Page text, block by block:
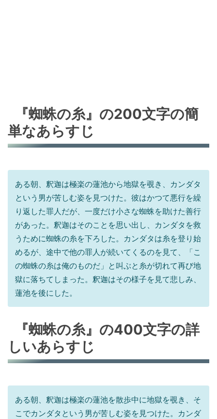
『蜘蛛の糸』の200文字の簡
単なあらすじ
ある朝、釈迦は極楽の蓮池から地獄を覗き、カンダタ
という男が苦しむ姿を見つけた。彼はかつて悪行を繰
り返した罪人だが、一度だけ小さな蜘蛛を助けた善行
があった。釈迦はそのことを思い出し、カンダタを救
うために蜘蛛の糸を下ろした。カンダタは糸を登り始
めるが、途中で他の罪人が続いてくるのを見て、「こ
の蜘蛛の糸は俺のものだ」と叫ぶと糸が切れて再び地
獄に落ちてしまった。釈迦はその様子を見て悲しみ、
蓮池を後にした。
『蜘蛛の糸』の400文字の詳
しいあらすじ
ある朝、釈迦は極楽の蓮池を散歩中に地獄を覗き、そ
こでカンダタという男が苦しむ姿を見つけた。カンダ